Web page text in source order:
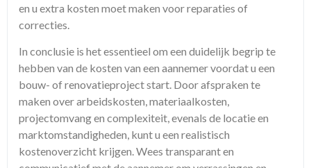
en u extra kosten moet maken voor reparaties of
correcties.
In conclusie is het essentieel om een duidelijk begrip te
hebben van de kosten van een aannemer voordat u een
bouw- of renovatieproject start. Door afspraken te
maken over arbeidskosten, materiaalkosten,
projectomvang en complexiteit, evenals de locatie en
marktomstandigheden, kunt u een realistisch
kostenoverzicht krijgen. Wees transparant en